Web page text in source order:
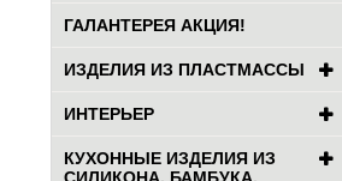
ГАЛАНТЕРЕЯ АКЦИЯ!
ИЗДЕЛИЯ ИЗ ПЛАСТМАССЫ
ИНТЕРЬЕР
КУХОННЫЕ ИЗДЕЛИЯ ИЗ